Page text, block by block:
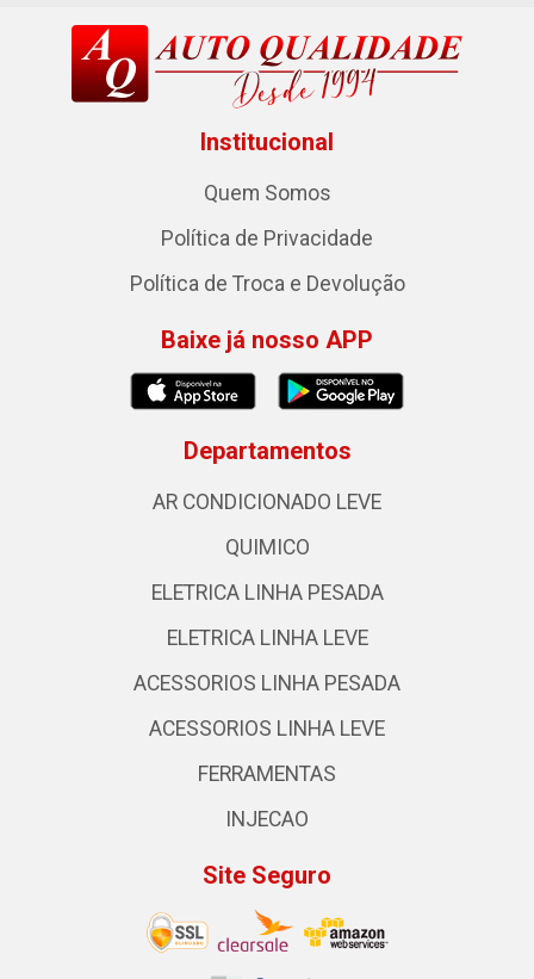
Institucional
Quem Somos
Política de Privacidade
Política de Troca e Devolução
Baixe já nosso APP
Departamentos
AR CONDICIONADO LEVE
QUIMICO
ELETRICA LINHA PESADA
ELETRICA LINHA LEVE
ACESSORIOS LINHA PESADA
ACESSORIOS LINHA LEVE
FERRAMENTAS
INJECAO
Site Seguro